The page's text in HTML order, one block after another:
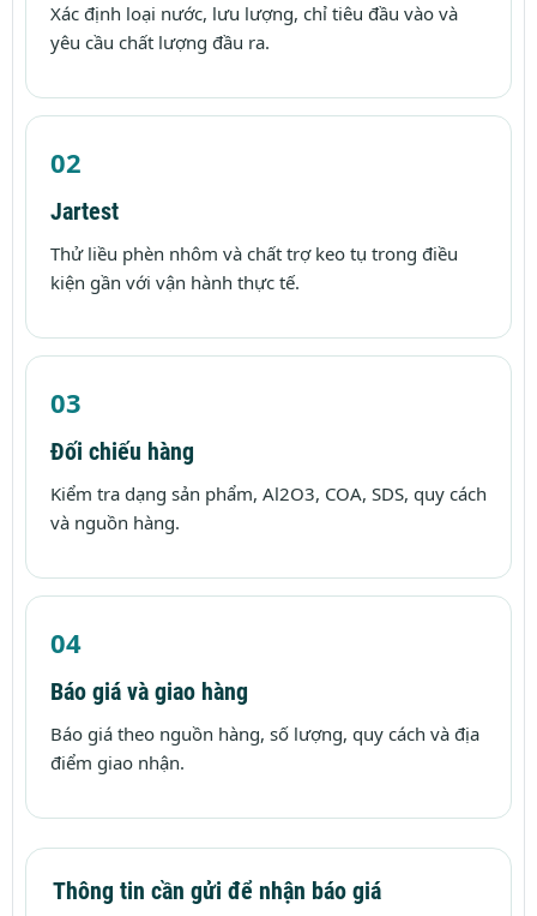
Xác định loại nước, lưu lượng, chỉ tiêu đầu vào và
yêu cầu chất lượng đầu ra.
Jartest
Thử liều phèn nhôm và chất trợ keo tụ trong điều
kiện gần với vận hành thực tế.
Đối chiếu hàng
Kiểm tra dạng sản phẩm, Al2O3, COA, SDS, quy cách
và nguồn hàng.
Báo giá và giao hàng
Báo giá theo nguồn hàng, số lượng, quy cách và địa
điểm giao nhận.
Thông tin cần gửi để nhận báo giá